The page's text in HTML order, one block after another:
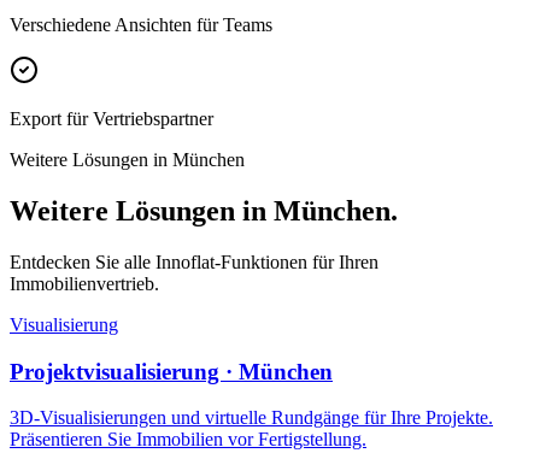
Verschiedene Ansichten für Teams
Export für Vertriebspartner
Weitere Lösungen in München
Weitere Lösungen in München.
Entdecken Sie alle Innoflat-Funktionen für Ihren
Immobilienvertrieb.
Visualisierung
Projektvisualisierung · München
3D-Visualisierungen und virtuelle Rundgänge für Ihre Projekte.
Präsentieren Sie Immobilien vor Fertigstellung.